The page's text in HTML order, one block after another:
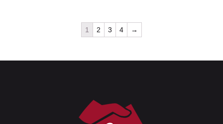
1 2 3 4 →